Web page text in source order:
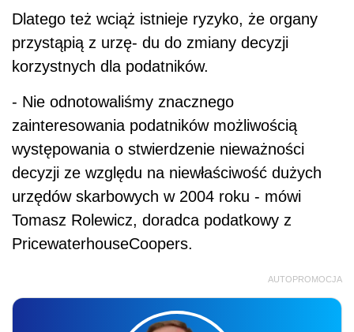
Dlatego też wciąż istnieje ryzyko, że organy
przystąpią z urzę- du do zmiany decyzji
korzystnych dla podatników.
- Nie odnotowaliśmy znacznego
zainteresowania podatników możliwością
występowania o stwierdzenie nieważności
decyzji ze względu na niewłaściwość dużych
urzędów skarbowych w 2004 roku - mówi
Tomasz Rolewicz, doradca podatkowy z
PricewaterhouseCoopers.
AUTOPROMOCJA